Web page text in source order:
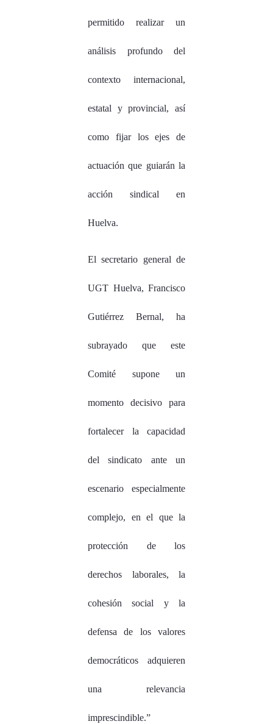
permitido realizar un
análisis profundo del
contexto internacional,
estatal y provincial, así
como fijar los ejes de
actuación que guiarán la
acción sindical en
Huelva.
El secretario general de
UGT Huelva, Francisco
Gutiérrez Bernal, ha
subrayado que este
Comité supone un
momento decisivo para
fortalecer la capacidad
del sindicato ante un
escenario especialmente
complejo, en el que la
protección de los
derechos laborales, la
cohesión social y la
defensa de los valores
democráticos adquieren
una relevancia
imprescindible.”